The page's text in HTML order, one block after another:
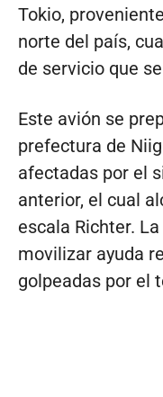
Tokio,
norte del país,
de servicio que
Este avión se
prefectura de
afectadas por el
anterior, el cual
escala Richter.
movilizar ayuda
golpeadas por el